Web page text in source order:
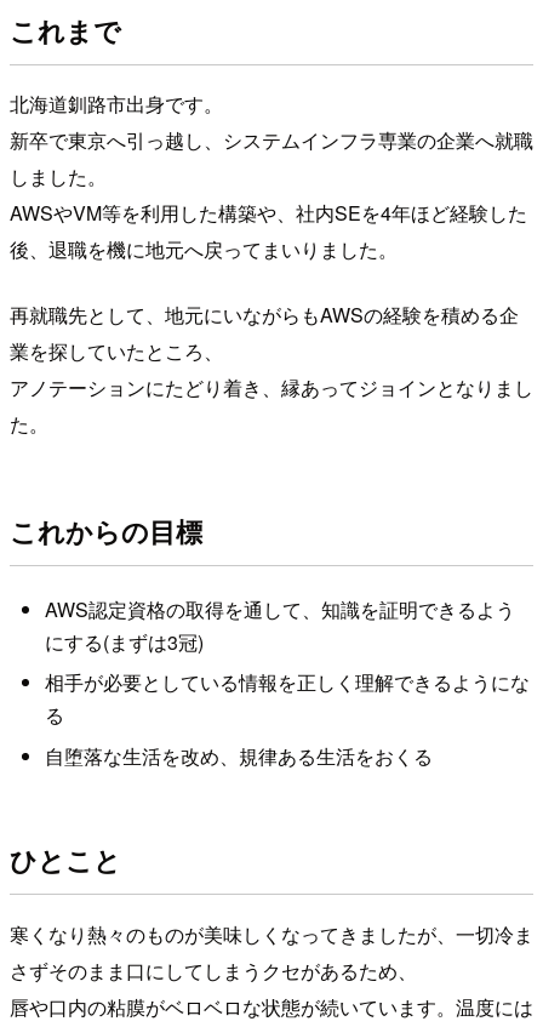
これまで
北海道釧路市出身です。
新卒で東京へ引っ越し、システムインフラ専業の企業へ就職
しました。
AWSやVM等を利用した構築や、社内SEを4年ほど経験した
後、退職を機に地元へ戻ってまいりました。
再就職先として、地元にいながらもAWSの経験を積める企
業を探していたところ、
アノテーションにたどり着き、縁あってジョインとなりまし
た。
これからの目標
AWS認定資格の取得を通して、知識を証明できるよう
にする(まずは3冠)
相手が必要としている情報を正しく理解できるようにな
る
自堕落な生活を改め、規律ある生活をおくる
ひとこと
寒くなり熱々のものが美味しくなってきましたが、一切冷ま
さずそのまま口にしてしまうクセがあるため、
唇や口内の粘膜がベロベロな状態が続いています。温度には